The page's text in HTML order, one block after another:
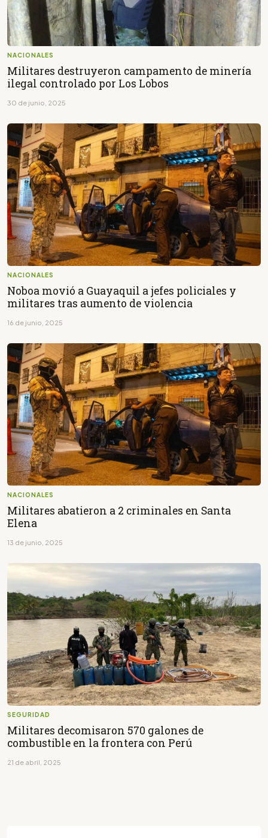
NACIONALES
Militares destruyeron campamento de minería
ilegal controlado por Los Lobos
30 de junio, 2025
NACIONALES
Noboa movió a Guayaquil a jefes policiales y
militares tras aumento de violencia
16 de junio, 2025
NACIONALES
Militares abatieron a 2 criminales en Santa
Elena
13 de junio, 2025
SEGURIDAD
Militares decomisaron 570 galones de
combustible en la frontera con Perú
21 de abril, 2025